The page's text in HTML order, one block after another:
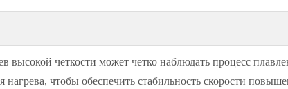
четкости может четко наблюдать процесс
чтобы обеспечить стабильность скорости